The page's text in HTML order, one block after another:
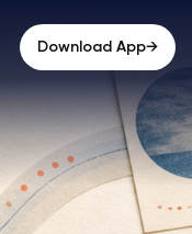
Download App→